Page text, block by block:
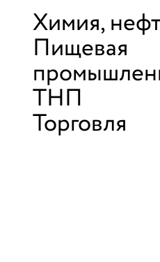
Химия,
Пищевая
ТНП
Торговля